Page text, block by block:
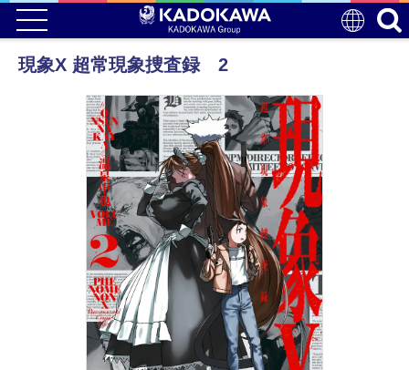
現象X 超常現象捜査録 2